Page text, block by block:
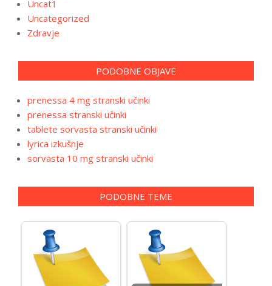
Uncat1
Uncategorized
Zdravje
PODOBNE OBJAVE
prenessa 4 mg stranski učinki
prenessa stranski učinki
tablete sorvasta stranski učinki
lyrica izkušnje
sorvasta 10 mg stranski učinki
PODOBNE TEME